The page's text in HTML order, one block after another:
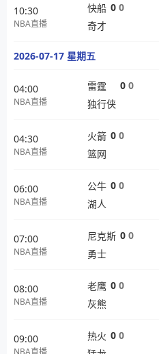
10:30
NBA直播
快船
奇才
0 0
2026-07-17 星期五
04:00
NBA直播
雷霆
独行侠
0 0
04:30
NBA直播
火箭
篮网
0 0
06:00
NBA直播
公牛
湖人
0 0
07:00
NBA直播
尼克斯
勇士
0 0
08:00
NBA直播
老鹰
灰熊
0 0
09:00
NBA直播
热火 0 0